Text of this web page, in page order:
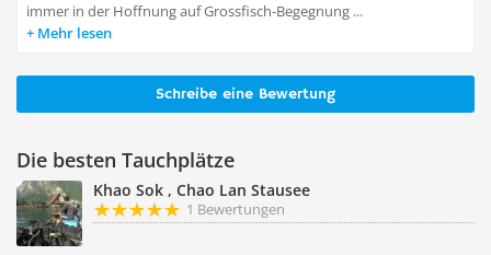
immer in der Hoffnung auf Grossfisch-Begegnung ...
Mehr lesen
Schreibe eine Bewertung
Die besten Tauchplätze
Khao Sok , Chao Lan Stausee
1 Bewertungen